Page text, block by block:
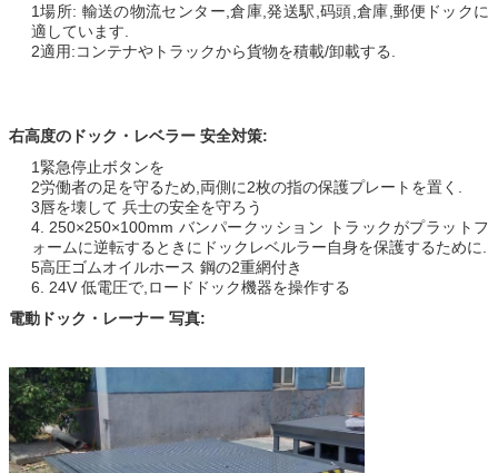
1場所: 輸送の物流センター,倉庫,発送駅,码頭,倉庫,郵便ドックに
適しています.
2適用:コンテナやトラックから貨物を積載/卸載する.
右高度のドック・レベラー 安全対策:
1緊急停止ボタンを
2労働者の足を守るため,両側に2枚の指の保護プレートを置く.
3唇を壊して 兵士の安全を守ろう
4. 250×250×100mm バンパークッション トラックがプラットフ
ォームに逆転するときにドックレベルラー自身を保護するために.
5高圧ゴムオイルホース 鋼の2重網付き
6. 24V 低電圧で,ロードドック機器を操作する
電動ドック・レーナー 写真: